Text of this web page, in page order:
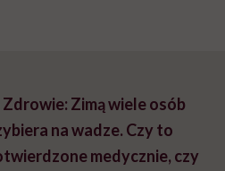
Zdrowie: Zimą wiele osób
na wadze. Czy to
medycznie, czy